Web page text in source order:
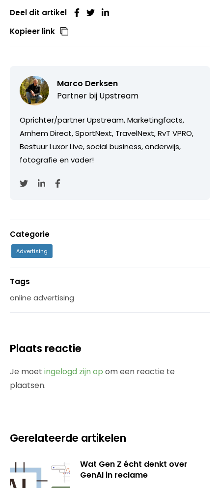
Deel dit artikel
Kopieer link
Marco Derksen
Partner bij Upstream
Oprichter/partner Upstream, Marketingfacts,
Arnhem Direct, SportNext, TravelNext, RvT VPRO,
Bestuur Luxor Live, social business, onderwijs,
fotografie en vader!
Categorie
Advertising
Tags
online advertising
Plaats reactie
Je moet ingelogd zijn op om een reactie te
plaatsen.
Gerelateerde artikelen
Wat Gen Z écht denkt over
GenAI in reclame